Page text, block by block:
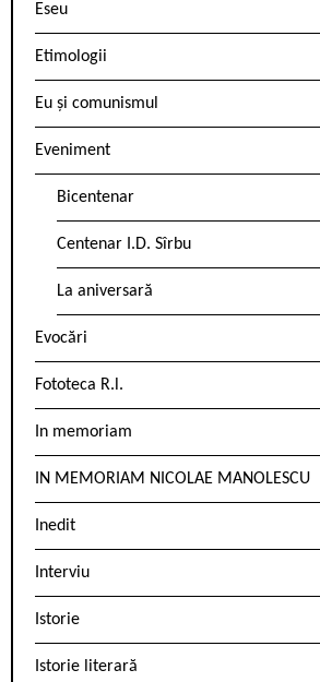
Eseu
Etimologii
Eu și comunismul
Eveniment
Bicentenar
Centenar I.D. Sîrbu
La aniversară
Evocări
Fototeca R.l.
In memoriam
IN MEMORIAM NICOLAE MANOLESCU
Inedit
Interviu
Istorie
Istorie literară